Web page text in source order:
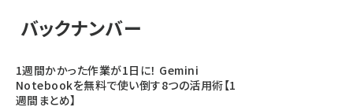
バックナンバー
1週間かかった作業が1日に！ Gemini
Notebookを無料で使い倒す8つの活用術【1
週間まとめ】